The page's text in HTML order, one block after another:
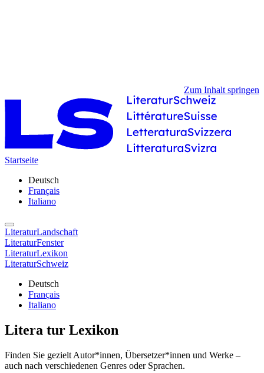
Zum Inhalt springen
Startseite
Deutsch
Français
Italiano
LiteraturLandschaft
LiteraturFenster
LiteraturLexikon
LiteraturSchweiz
Deutsch
Français
Italiano
Litera tur Lexikon
Finden Sie gezielt Autor*innen, Übersetzer*innen und Werke –
auch nach verschiedenen Genres oder Sprachen.